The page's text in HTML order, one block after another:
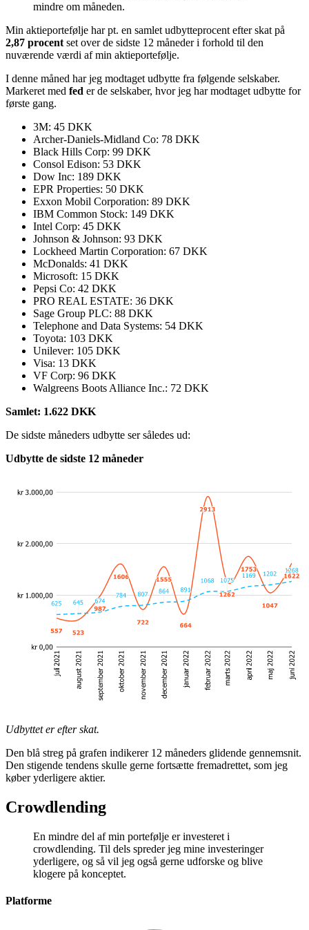
mindre om måneden.
Min aktieportefølje har pt. en samlet udbytteprocent efter skat på
2,87 procent set over de sidste 12 måneder i forhold til den
nuværende værdi af min aktieportefølje.
I denne måned har jeg modtaget udbytte fra følgende selskaber.
Markeret med fed er de selskaber, hvor jeg har modtaget udbytte for
første gang.
3M: 45 DKK
Archer-Daniels-Midland Co: 78 DKK
Black Hills Corp: 99 DKK
Consol Edison: 53 DKK
Dow Inc: 189 DKK
EPR Properties: 50 DKK
Exxon Mobil Corporation: 89 DKK
IBM Common Stock: 149 DKK
Intel Corp: 45 DKK
Johnson & Johnson: 93 DKK
Lockheed Martin Corporation: 67 DKK
McDonalds: 41 DKK
Microsoft: 15 DKK
Pepsi Co: 42 DKK
PRO REAL ESTATE: 36 DKK
Sage Group PLC: 88 DKK
Telephone and Data Systems: 54 DKK
Toyota: 103 DKK
Unilever: 105 DKK
Visa: 13 DKK
VF Corp: 96 DKK
Walgreens Boots Alliance Inc.: 72 DKK
Samlet: 1.622 DKK
De sidste måneders udbytte ser således ud:
Udbytte de sidste 12 måneder
Udbyttet er efter skat.
Den blå streg på grafen indikerer 12 måneders glidende gennemsnit.
Den stigende tendens skulle gerne fortsætte fremadrettet, som jeg
køber yderligere aktier.
Crowdlending
En mindre del af min portefølje er investeret i
crowdlending. Til dels spreder jeg mine investeringer
yderligere, og så vil jeg også gerne udforske og blive
klogere på konceptet.
Platforme